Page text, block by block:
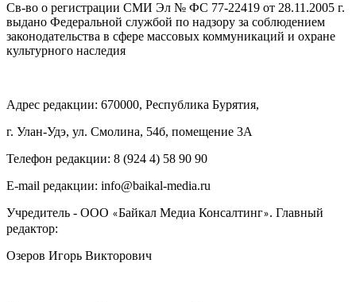
Св-во о регистрации СМИ Эл № ФС 77-22419 от 28.11.2005 г.
выдано Федеральной службой по надзору за соблюдением
законодательства в сфере массовых коммуникаций и охране
культурного наследия
Адрес редакции: 670000, Республика Бурятия,
г. Улан-Удэ, ул. Смолина, 54б, помещение 3А
Телефон редакции: ‎‎8 (924 4) 58 90 90
E-mail редакции: info@baikal-media.ru
Учредитель - ООО «Байкал Медиа Консалтинг». Главный
редактор:
Озеров Игорь Викторович